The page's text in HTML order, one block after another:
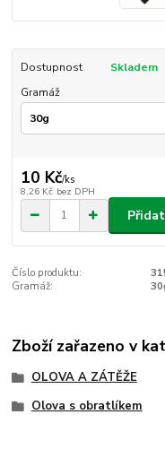
Dostupnost
Skladem
Gramáž
10 Kč/ks
8,26 Kč bez DPH
Číslo produktu:
Gramáž:
Zboží zařazeno v
OLOVA A ZÁTĚŽE
Olova s obratlíkem